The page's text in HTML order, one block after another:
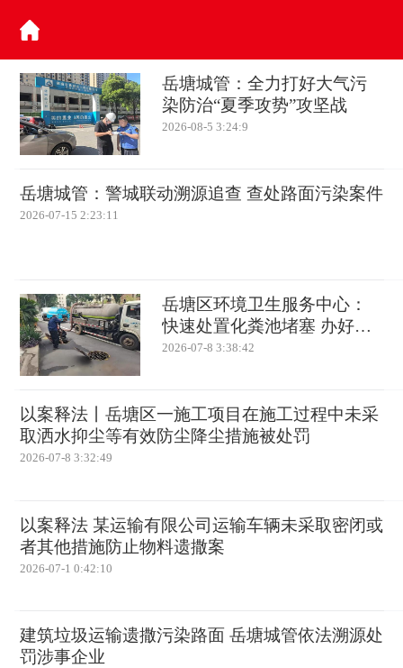
岳塘城管：全力打好大气污
染防治“夏季攻势”攻坚战
2026-08-5 3:24:9
岳塘城管：警城联动溯源追查 查处路面污染案件
2026-07-15 2:23:11
岳塘区环境卫生服务中心：
快速处置化粪池堵塞 办好实
事暖民心
2026-07-8 3:38:42
以案释法丨岳塘区一施工项目在施工过程中未采
取洒水抑尘等有效防尘降尘措施被处罚
2026-07-8 3:32:49
以案释法 某运输有限公司运输车辆未采取密闭或
者其他措施防止物料遗撒案
2026-07-1 0:42:10
建筑垃圾运输遗撒污染路面 岳塘城管依法溯源处
罚涉事企业